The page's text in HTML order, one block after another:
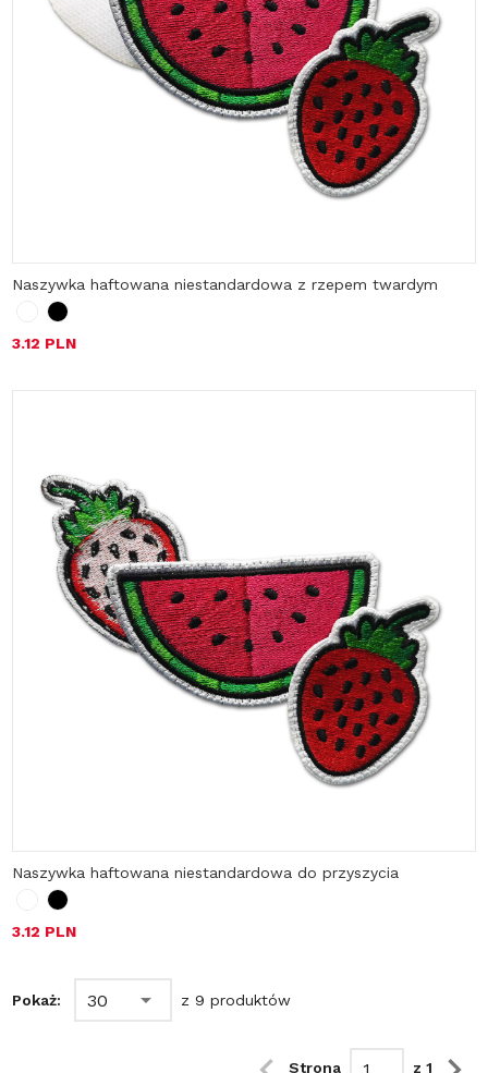
Naszywka haftowana niestandardowa z rzepem twardym
3.12 PLN
Naszywka haftowana niestandardowa do przyszycia
3.12 PLN
Pokaż: 30 z 9 produktów
Strona z 1